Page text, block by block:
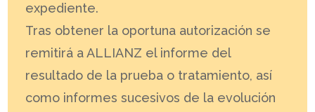
expediente.
Tras obtener la oportuna autorización se
remitirá a ALLIANZ el informe del
resultado de la prueba o tratamiento, así
como informes sucesivos de la evolución